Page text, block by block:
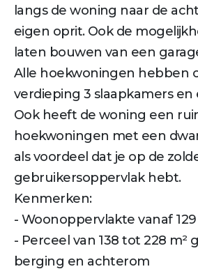
langs de woning naar de
eigen oprit. Ook de
laten bouwen van een
Alle hoekwoningen hebben
verdieping 3 slaapkamers
Ook heeft de woning een
hoekwoningen met een
als voordeel dat je op de
gebruikersoppervlak hebt.
Kenmerken:
- Woonoppervlakte vanaf 129
- Perceel van 138 tot 228 m²
berging en achterom